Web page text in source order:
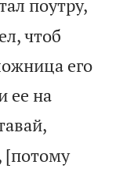
поутру,
чтоб
его
ее на
[потому